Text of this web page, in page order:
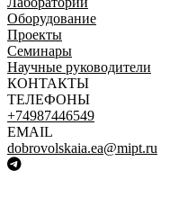
Оборудование
Проекты
Семинары
Научные руководители
КОНТАКТЫ
ТЕЛЕФОНЫ
+74987446549
EMAIL
dobrovolskaia.ea@mipt.ru